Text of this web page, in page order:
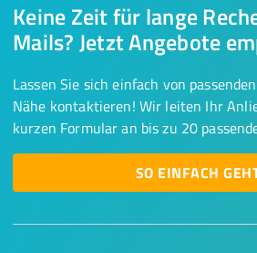
Keine Zeit für lange
Mails? Jetzt Angebote
Lassen Sie sich einfach von
Nähe kontaktieren! Wir leiten Ihr
kurzen Formular an bis zu 20
SO EINFACH